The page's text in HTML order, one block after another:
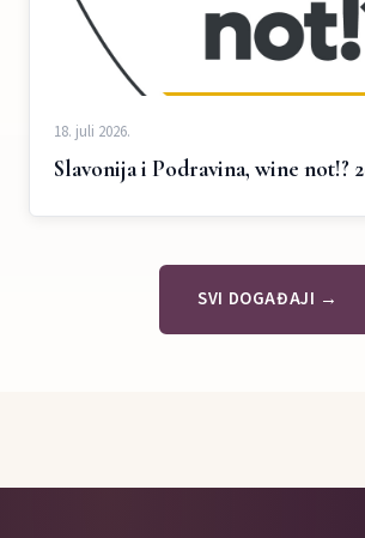
18. juli 2026.
Slavonija i Podravina, wine not!?
SVI DOGAĐAJI →